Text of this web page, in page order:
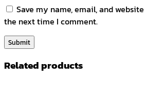
Save my name, email, and
the next time I comment.
Related products